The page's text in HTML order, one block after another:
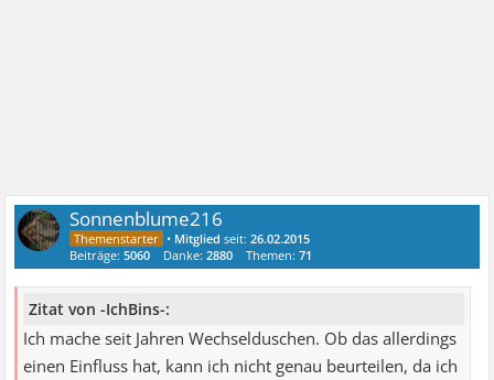
Sonnenblume216
• Mitglied seit:26.02.2015
Beiträge:5060 Danke:2880 Themen:71
Zitat von -IchBins-:
Ich mache seit Jahren Wechselduschen. Ob das allerdings
einen Einfluss hat, kann ich nicht genau beurteilen, da ich